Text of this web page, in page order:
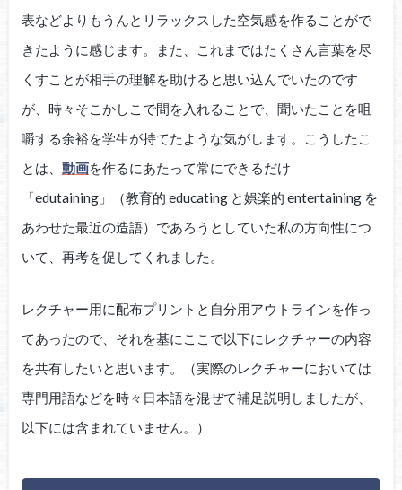
表などよりもうんとリラックスした空気感を作ることがで
きたように感じます。また、これまではたくさん言葉を尽
くすことが相手の理解を助けると思い込んでいたのです
が、時々そこかしこで間を入れることで、聞いたことを咀
嚼する余裕を学生が持てたような気がします。こうしたこ
とは、 動画を作るにあたって常にできるだけ
「edutaining」（教育的 educating と娯楽的 entertaining を
あわせた最近の造語）であろうとしていた私の方向性につ
いて、再考を促してくれました。
レクチャー用に配布プリントと自分用アウトラインを作っ
てあったので、それを基にここで以下にレクチャーの内容
を共有したいと思います。（実際のレクチャーにおいては
専門用語などを時々日本語を混ぜて補足説明しましたが、
以下には含まれていません。）